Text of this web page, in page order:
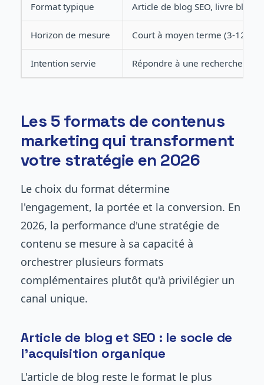
Format typique Article de blog SEO, livre
Horizon de mesure Court à moyen terme (3-12
Intention servie Répondre à une recherche
Les 5 formats de contenus
marketing qui transforment
votre stratégie en 2026
Le choix du format détermine
l'engagement, la portée et la conversion. En
2026, la performance d'une stratégie de
contenu se mesure à sa capacité à
orchestrer plusieurs formats
complémentaires plutôt qu'à privilégier un
canal unique.
Article de blog et SEO : le socle de
l'acquisition organique
L'article de blog reste le format le plus